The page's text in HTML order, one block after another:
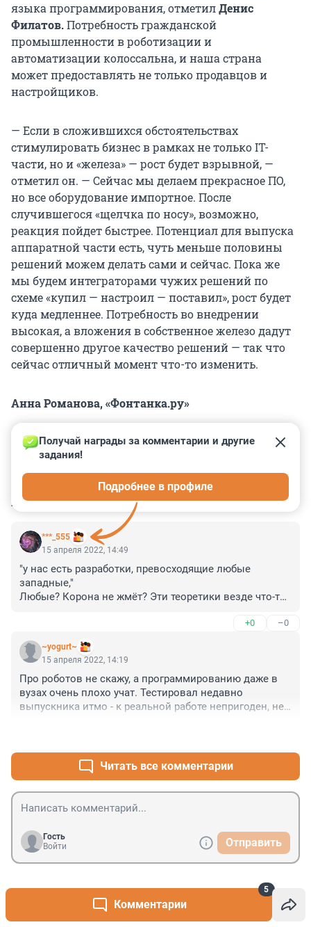
Комментарии
5
языка программирования, отметилДенис
Филатов.Потребность гражданской
промышленности в роботизации и
автоматизации колоссальна, и наша страна
может предоставлять не только продавцов и
настройщиков.
— Если в сложившихся обстоятельствах
стимулировать бизнес в рамках не только IT-
части, но и «железа» — рост будет взрывной, —
отметил он. — Сейчас мы делаем прекрасное ПО,
но все оборудование импортное. После
случившегося «щелчка по носу», возможно,
реакция пойдет быстрее. Потенциал для выпуска
аппаратной части есть, чуть меньше половины
решений можем делать сами и сейчас. Пока же
мы будем интеграторами чужих решений по
схеме «купил — настроил — поставил», рост будет
куда медленнее. Потребность во внедрении
высокая, а вложения в собственное железо дадут
совершенно другое качество решений — так что
сейчас отличный момент что-то изменить.
Анна Романова, «Фонтанка.ру»
КОММЕНТАРИИ 5
***_555
Получай награды за комментарии и другие
задания!
Подробнее в профиле
15 апреля 2022, 14:49
"у нас есть разработки, превосходящие любые
западные,"
Любые? Корона не жмёт? Эти теоретики везде что-то
+0 –0
~yogurt~
15 апреля 2022, 14:19
Про роботов не скажу, а программированию даже в
вузах очень плохо учат. Тестировал недавно
выпускника итмо - к реальной работе непригоден, нет
реально нужно в работе, а что лишь игрушки.
Читать все комментарии
Гость
Войти
Отправить
Ловите момент: что принесет вам полное
солнечное затмение 12 августа